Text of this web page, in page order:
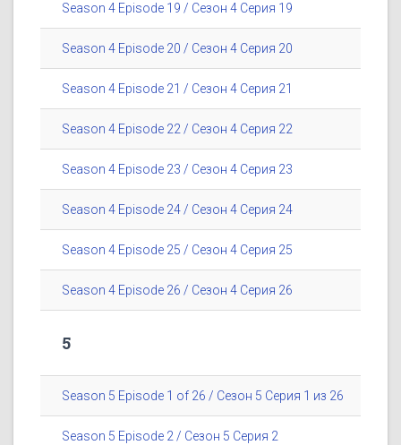
Season 4 Episode 19 / Сезон 4 Серия 19
Season 4 Episode 20 / Сезон 4 Серия 20
Season 4 Episode 21 / Сезон 4 Серия 21
Season 4 Episode 22 / Сезон 4 Серия 22
Season 4 Episode 23 / Сезон 4 Серия 23
Season 4 Episode 24 / Сезон 4 Серия 24
Season 4 Episode 25 / Сезон 4 Серия 25
Season 4 Episode 26 / Сезон 4 Серия 26
5
Season 5 Episode 1 of 26 / Сезон 5 Серия 1 из 26
Season 5 Episode 2 / Сезон 5 Серия 2